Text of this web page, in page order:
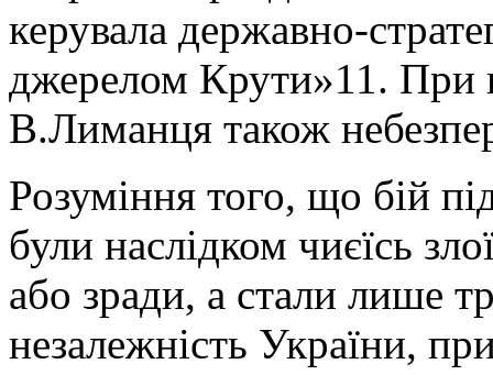
керувала державно-
джерелом Крути»11. При
В.Лиманця також
Розуміння того, що бій
були наслідком чиєїсь
або зради, а стали лише
незалежність України,